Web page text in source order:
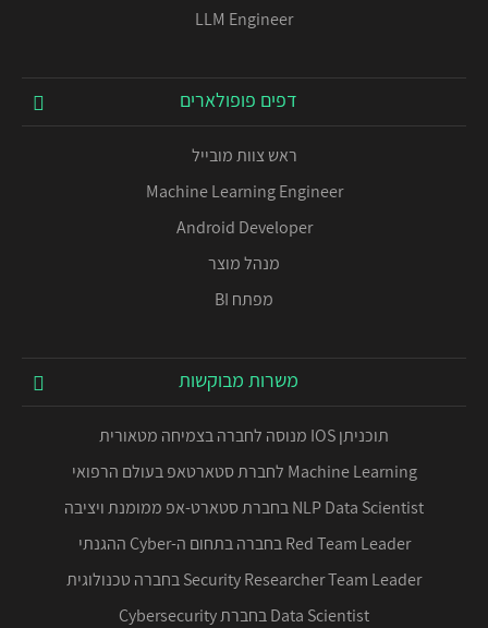
LLM Engineer
דפים פופולארים
ראש צוות מובייל
Machine Learning Engineer
Android Developer
מנהל מוצר
מפתח BI
משרות מבוקשות
תוכניתן IOS מנוסה לחברה בצמיחה מטאורית
Machine Learning לחברת סטארטאפ בעולם הרפואי
NLP Data Scientist בחברת סטארט-אפ ממומנת ויציבה
Red Team Leader בחברה בתחום ה-Cyber ההגנתי
Security Researcher Team Leader בחברה טכנולוגית
Data Scientist בחברת Cybersecurity